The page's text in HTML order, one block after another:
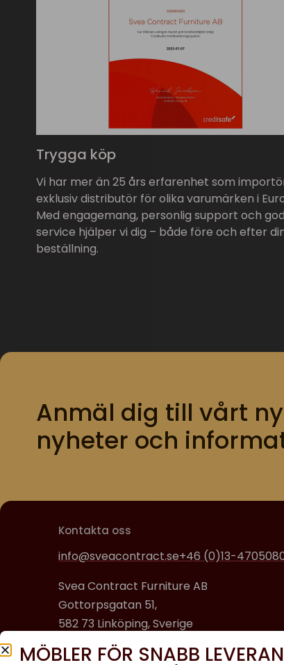
Trygga köp
Vi har mer än 25 års erfarenhet som
exklusiv distributör för olika varumärken i
Med engagemang, personlig support och god
service hjälper vi dig – både före och efter
beställning.
Anmäl dig till vårt
nyheter och
Kontakta oss
info@sveacontract.se+46 (0)13-
Svea Contract Furniture AB
Gottorpsgatan 51,
582 73 Linköping, Sverige
Organisationsnummer:
MÖBLER FÖR SNABB